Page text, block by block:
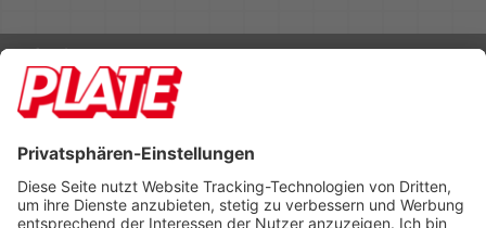
Rufen Sie uns an 04298 401-0
Lieferbedingungen Impressum
Footer anzeigen
PLATE Büromaterial Vertriebs GmbH